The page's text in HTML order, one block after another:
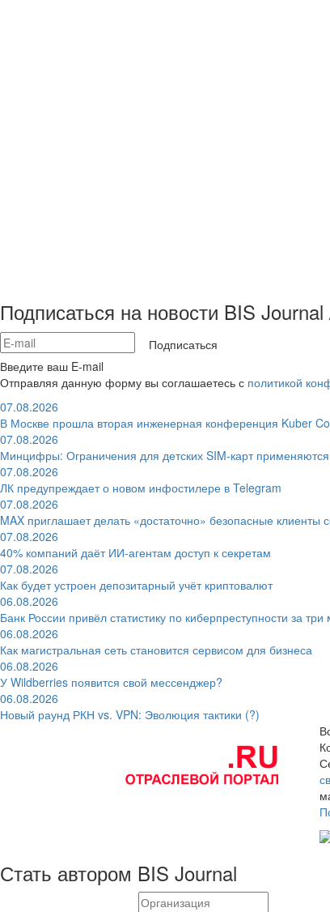
Подписаться на новости BIS
Подписаться
Введите ваш E-mail
Отправляя данную форму вы соглашаетесь с политикой
07.08.2026
В Москве прошла вторая инженерная конференция Kuber
07.08.2026
Минцифры: Ограничения для детских SIM-карт
07.08.2026
ЛК предупреждает о новом инфостилере в Telegram
07.08.2026
MAX приглашает делать «достаточно» безопасные клиенты
07.08.2026
40% компаний даёт ИИ‑агентам доступ к секретам
07.08.2026
Как будет устроен депозитарный учёт криптовалют
06.08.2026
Банк России привёл статистику по киберпреступности за
06.08.2026
Как магистральная сеть становится сервисом для бизнеса
06.08.2026
У Wildberries появится свой мессенджер?
06.08.2026
Новый раунд РКН vs. VPN: Эволюция тактики (?)
Стать автором BIS Journal